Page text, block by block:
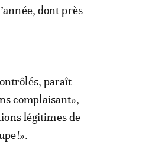
dont près
paraît
complaisant»,
légitimes de